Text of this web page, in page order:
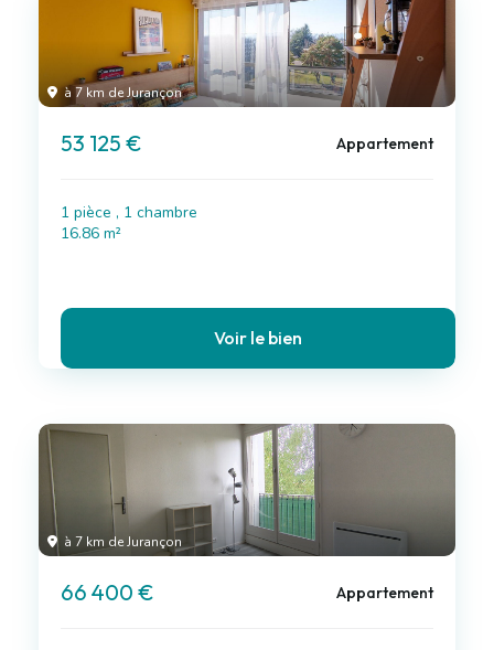
à 7 km de Jurançon
53 125 € Appartement
1 pièce , 1 chambre
16.86 m²
Voir le bien
à 7 km de Jurançon
66 400 € Appartement